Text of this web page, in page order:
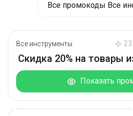
Все промокоды Все
Все инструменты
Скидка 20% на товары
Показать